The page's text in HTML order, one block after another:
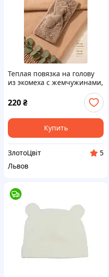
Теплая повязка на голову
из экомеха с жемчужинами,
зимняя, эластичная, от 10-
12 лет, светло-коричневая |
ЗлотоЦвит
220₴
Купить
ЗлотоЦвіт
5
Львов